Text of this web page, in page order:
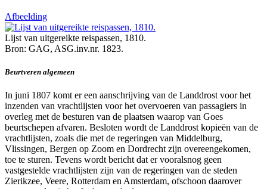
Afbeelding
Lijst van uitgereikte reispassen, 1810.
Bron: GAG, ASG.inv.nr. 1823.
Beurtveren algemeen
In juni 1807 komt er een aanschrijving van de Landdrost voor het
inzenden van vrachtlijsten voor het overvoeren van passagiers in
overleg met de besturen van de plaatsen waarop van Goes
beurtschepen afvaren. Besloten wordt de Landdrost kopieën van de
vrachtlijsten, zoals die met de regeringen van Middelburg,
Vlissingen, Bergen op Zoom en Dordrecht zijn overeengekomen,
toe te sturen. Tevens wordt bericht dat er vooralsnog geen
vastgestelde vrachtlijsten zijn van de regeringen van de steden
Zierikzee, Veere, Rotterdam en Amsterdam, ofschoon daarover